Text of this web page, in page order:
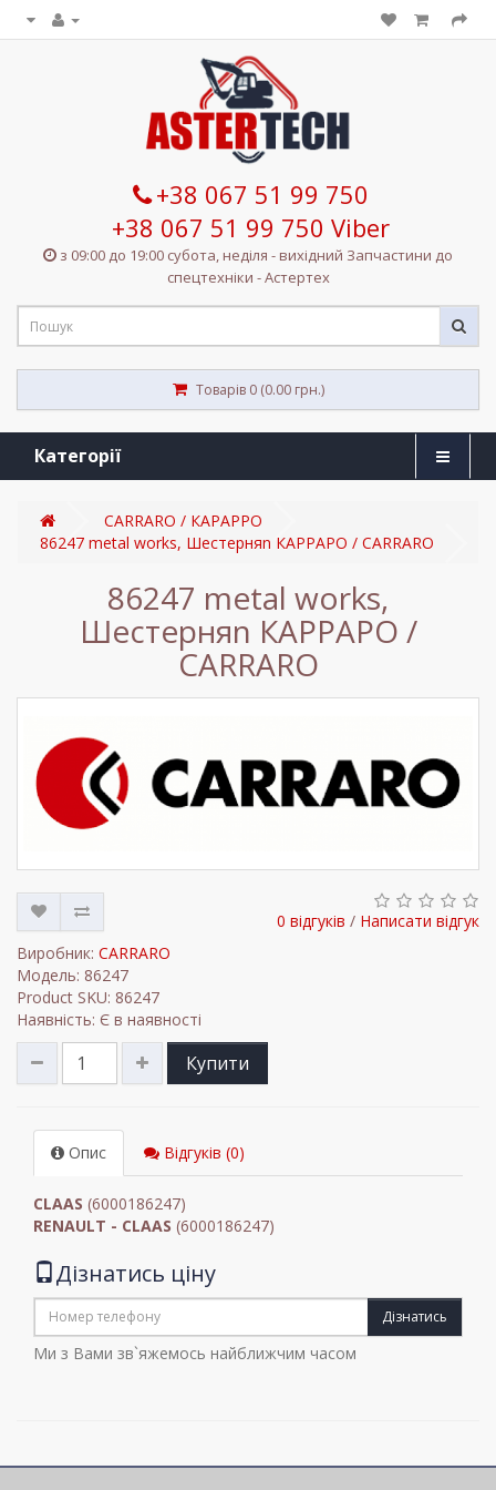
+38 067 51 99 750
+38 067 51 99 750 Viber
з 09:00 до 19:00 субота, неділя - вихідний Запчастини до
спецтехніки - Астертех
Товарів 0 (0.00 грн.)
Категорії
CARRARO / КАРАРРО
86247 metal works, Шестерняn КАРРАРО / CARRARO
86247 metal works,
Шестерняn КАРРАРО /
CARRARO
0 відгуків / Написати відгук
Виробник: CARRARO
Модель: 86247
Product SKU: 86247
Наявність: Є в наявності
Купити
Опис Відгуків (0)
CLAAS (6000186247)
RENAULT - CLAAS (6000186247)
Дізнатись ціну
Дізнатись
Ми з Вами зв`яжемось найближчим часом